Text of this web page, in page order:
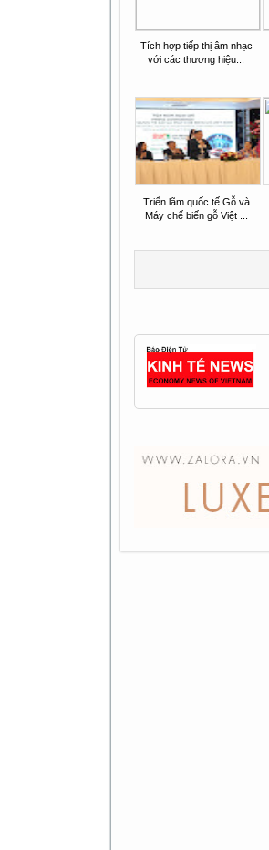
Tích hợp tiếp thị âm nhạc
với các thương hiệu...
Triển lãm quốc tế Gỗ và
Máy chế biến gỗ Việt ...